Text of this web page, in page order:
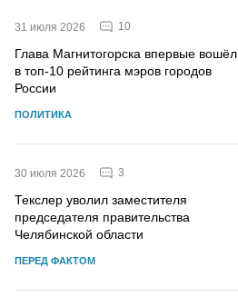
31 июля 2026 10
Глава Магнитогорска впервые вошёл
в топ-10 рейтинга мэров городов
России
ПОЛИТИКА
30 июля 2026 3
Текслер уволил заместителя
председателя правительства
Челябинской области
ПЕРЕД ФАКТОМ